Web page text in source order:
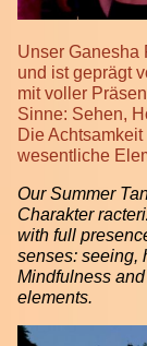
Unser Ganesha
und ist geprägt
mit voller
Sinne: Sehen,
Die
wesentliche
Our Summer
Charakter
with full
senses: seeing,
Mindfulness
elements.